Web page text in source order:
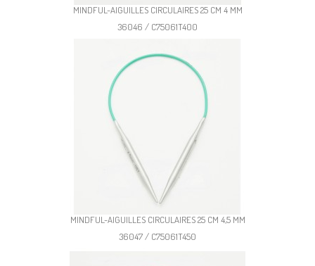
MINDFUL-AIGUILLES CIRCULAIRES 25 CM 4 MM
36046 / C75061T400
MINDFUL-AIGUILLES CIRCULAIRES 25 CM 4,5 MM
36047 / C75061T450